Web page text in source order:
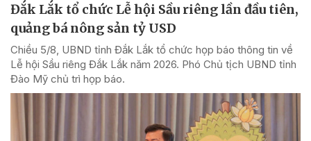
Đắk Lắk tổ chức Lễ hội Sầu riêng lần đầu tiên,
quảng bá nông sản tỷ USD
Chiều 5/8, UBND tỉnh Đắk Lắk tổ chức họp báo thông tin về
Lễ hội Sầu riêng Đắk Lắk năm 2026. Phó Chủ tịch UBND tỉnh
Đào Mỹ chủ trì họp báo.